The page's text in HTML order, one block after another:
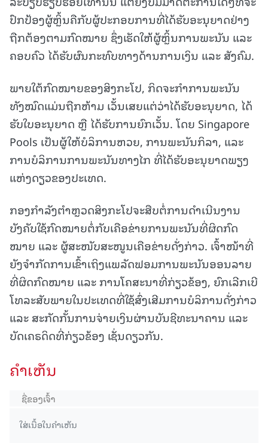
ປົກປ້ອງຜູ້ຫຼິ້ນຄືກັບຜູ້ປະກອບການທີ່ໄດ້ຮັບອະນຸຍາດຢ່າງ
ຖືກຕ້ອງຕາມກົດໝາຍ ຊຶ່ງເຮັດໃຫ້ຜູ້ຫຼິ້ນການພະນັນ ແລະ
ຄອບຄົວ ໄດ້ຮັບຜົນກະທົບທາງດ້ານການເງິນ ແລະ ສັງຄົມ.
ພາຍໃຕ້ກົດໝາຍຂອງສິງກະໂປ, ກິດຈະກຳການພະນັນ
ທັງໝົດແມ່ນຖືກຫ້າມ ເວັ້ນເສຍແຕ່ວ່າໄດ້ຮັບອະນຸຍາດ, ໄດ້
ຮັບໃບອະນຸຍາດ ຫຼື ໄດ້ຮັບການຍົກເວັ້ນ. ໂດຍ Singapore
Pools ເປັນຜູ້ໃຫ້ບໍລິການຫວຍ, ການພະນັນກິລາ, ແລະ
ການບໍລິການການພະນັນທາງໄກ ທີ່ໄດ້ຮັບອະນຸຍາດພຽງ
ແຫ່ງດຽວຂອງປະເທດ.
ກອງກຳລັງຕຳຫຼວດສິງກະໂປຈະສືບຕໍ່ການດຳເນີນງານ
ບັງຄັບໃຊ້ກົດໝາຍຕໍ່ກັບເຄືອຂ່າຍການພະນັນທີ່ຜິດກົດ
ໝາຍ ແລະ ຜູ້ສະໜັບສະໜູນເຄືອຂ່າຍດັ່ງກ່າວ. ເຈົ້າໜ້າທີ່
ຍັງຈຳກັດການເຂົ້າເຖິງແພລັດຟອມການພະນັນອອນລາຍ
ທີ່ຜິດກົດໝາຍ ແລະ ການໂຄສະນາທີ່ກ່ຽວຂ້ອງ, ຍົກເລີກເບີ
ໂທລະສັບພາຍໃນປະເທດທີ່ໃຊ້ສົ່ງເສີມການບໍລິການດັ່ງກ່າວ
ແລະ ສະກັດກັ້ນການຈ່າຍເງິນຜ່ານບັນຊີທະນາຄານ ແລະ
ບັດເຄຣດິດທີ່ກ່ຽວຂ້ອງ ເຊັ່ນດຽວກັນ.
ຄໍາເຫັນ